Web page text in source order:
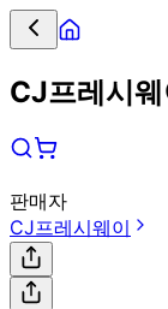
CJ프레시웨
판매자
CJ프레시웨이